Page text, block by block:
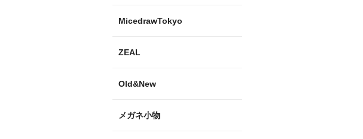
MicedrawTokyo
ZEAL
Old&New
メガネ小物